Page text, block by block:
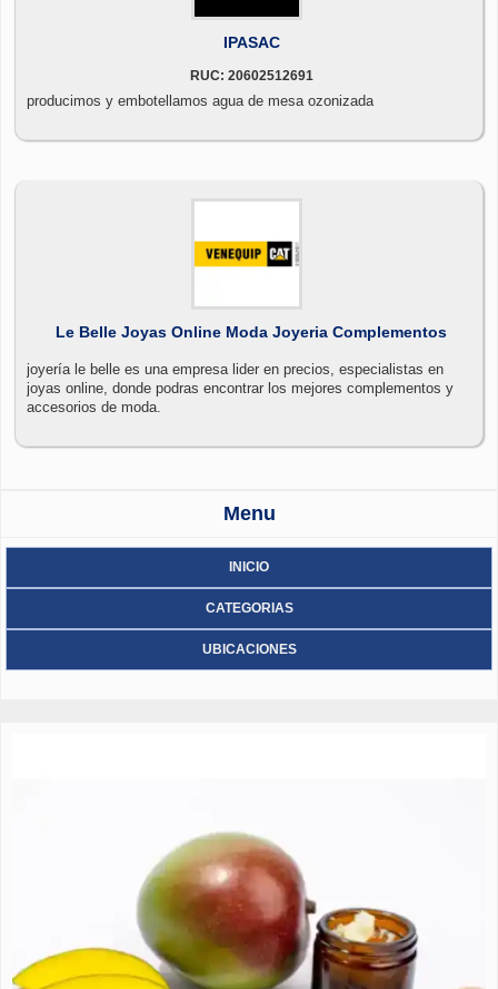
IPASAC
RUC: 20602512691
producimos y embotellamos agua de mesa ozonizada
Le Belle Joyas Online Moda Joyeria Complementos
joyería le belle es una empresa lider en precios, especialistas en
joyas online, donde podras encontrar los mejores complementos y
accesorios de moda.
Menu
INICIO
CATEGORIAS
UBICACIONES